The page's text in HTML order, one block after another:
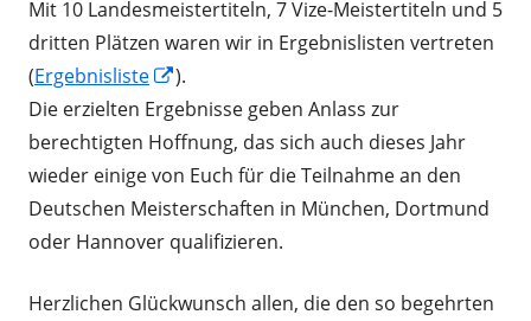
Mit 10 Landesmeistertiteln, 7 Vize-Meistertiteln und 5
dritten Plätzen waren wir in Ergebnislisten vertreten
(Ergebnisliste
In
neuem
Fenster
öffnen
).
Die erzielten Ergebnisse geben Anlass zur
berechtigten Hoffnung, das sich auch dieses Jahr
wieder einige von Euch für die Teilnahme an den
Deutschen Meisterschaften in München, Dortmund
oder Hannover qualifizieren.
Herzlichen Glückwunsch allen, die den so begehrten